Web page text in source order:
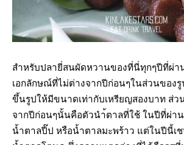
สำหรับปลายี่สนผัดหวานของที่นี่ทุกๆปีที่ผ่า
เอกลักษณ์ที่ไม่ต่างจากปีก่อนๆในส่วนของ
ขึ้นรูปให้มีขนาดเท่ากับเหรียญสองบาท ส่ว
จากปีก่อนๆนั้นคือตัวนำ้ตาลที่ใช้ ในปีที่ผ่า
น้ำตาลปี๊ป หรือน้ำตาลมะพร้าว แต่ในปีนี้เ